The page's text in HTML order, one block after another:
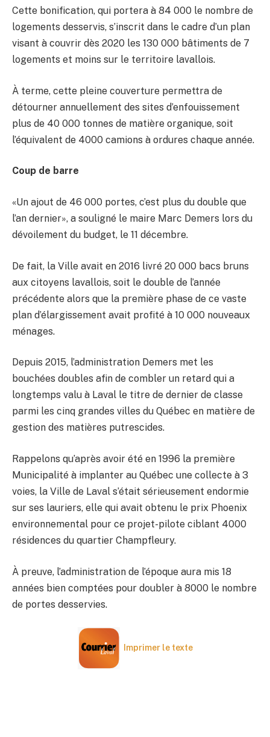
Cette bonification, qui portera à 84 000 le nombre de
logements desservis, s’inscrit dans le cadre d’un plan
visant à couvrir dès 2020 les 130 000 bâtiments de 7
logements et moins sur le territoire lavallois.
À terme, cette pleine couverture permettra de
détourner annuellement des sites d’enfouissement
plus de 40 000 tonnes de matière organique, soit
l’équivalent de 4000 camions à ordures chaque année.
Coup de barre
«Un ajout de 46 000 portes, c’est plus du double que
l’an dernier», a souligné le maire Marc Demers lors du
dévoilement du budget, le 11 décembre.
De fait, la Ville avait en 2016 livré 20 000 bacs bruns
aux citoyens lavallois, soit le double de l’année
précédente alors que la première phase de ce vaste
plan d’élargissement avait profité à 10 000 nouveaux
ménages.
Depuis 2015, l’administration Demers met les
bouchées doubles afin de combler un retard qui a
longtemps valu à Laval le titre de dernier de classe
parmi les cinq grandes villes du Québec en matière de
gestion des matières putrescides.
Rappelons qu’après avoir été en 1996 la première
Municipalité à implanter au Québec une collecte à 3
voies, la Ville de Laval s’était sérieusement endormie
sur ses lauriers, elle qui avait obtenu le prix Phoenix
environnemental pour ce projet-pilote ciblant 4000
résidences du quartier Champfleury.
À preuve, l’administration de l’époque aura mis 18
années bien comptées pour doubler à 8000 le nombre
de portes desservies.
Imprimer le texte